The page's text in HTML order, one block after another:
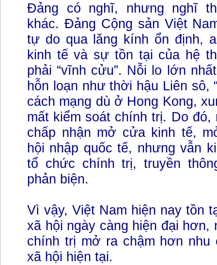
Đảng có nghĩ, nhưng nghĩ
khác. Đảng Cộng sản Việt
tự do qua lăng kính ổn định,
kinh tế và sự tồn tại của hệ
phải “vĩnh cửu”. Nỗi lo lớn
hỗn loạn như thời hậu Liên sô,
cách mạng dù ở Hong Kong,
mất kiểm soát chính trị. Do
chấp nhận mở cửa kinh tế,
hội nhập quốc tế, nhưng vẫn
tổ chức chính trị, truyền
phản biện.
Vì vậy, Việt Nam hiện nay tồn
xã hội ngày càng hiện đại hơn,
chính trị mở ra chậm hơn nhu
xã hội hiện tại.